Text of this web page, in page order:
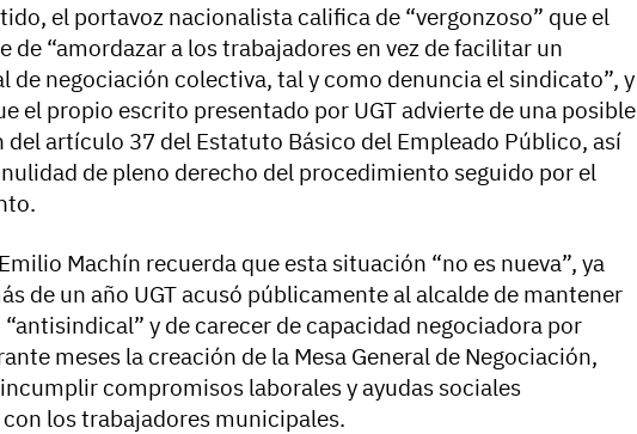
el portavoz nacionalista califica de “vergonzoso” que el
de “amordazar a los trabajadores en vez de facilitar un
de negociación colectiva, tal y como denuncia el sindicato”, y
el propio escrito presentado por UGT advierte de una posible
del artículo 37 del Estatuto Básico del Empleado Público, así
de pleno derecho del procedimiento seguido por el
Machín recuerda que esta situación “no es nueva”, ya
de un año UGT acusó públicamente al alcalde de mantener
y de carecer de capacidad negociadora por
meses la creación de la Mesa General de Negociación,
compromisos laborales y ayudas sociales
los trabajadores municipales.